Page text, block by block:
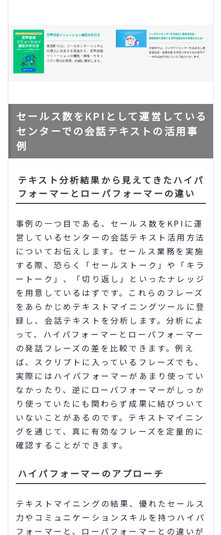
セールス数をKPIとして運営している
センターでの会話テキストの活用事
例
テキスト分析結果から見えてきたハイパ
フォーマーとローパフォーマーの違い
事例の一つ目である、セールス数をKPIに運
営しているセンターの会話テキスト活用方法
についてお伝えします。セールス業務を実施
する際、恐らく「セールストーク」や「キラ
ートーク」、「切り返し」といったナレッジ
を用意しているはずです。これらのフレーズ
をあらかじめテキストマイニングツールに登
録し、会話テキストを分析します。分析によ
って、ハイパフォーマーとローパフォーマー
の発話フレーズの差を比較できます。例え
ば、スクリプトに入っているフレーズでも、
実際にはハイパフォーマーがあまり使ってい
なかったり、逆にローパフォーマーがしっか
り使っていたにも関わらず成果に結びついて
いないことがあるのです。テキストマイニン
グを通じて、真に有効なフレーズを定量的に
確認することができます。
ハイパフォーマーのアプローチ
テキストマイニングの結果、優れたセールス
力やコミュニケーションスキルを持つハイパ
フォーマーと、ローパフォーマーとの違いが